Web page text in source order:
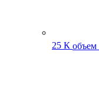
25 К объем